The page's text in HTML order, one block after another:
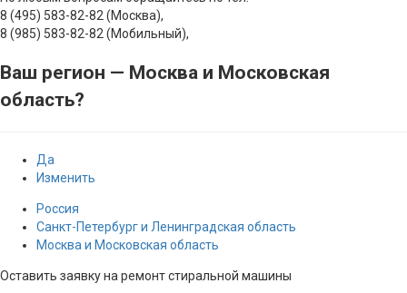
8 (495) 583-82-82 (Москва),
8 (985) 583-82-82 (Мобильный),
Ваш регион — Москва и Московская
область?
Да
Изменить
Россия
Санкт-Петербург и Ленинградская область
Москва и Московская область
Оставить заявку на ремонт стиральной машины